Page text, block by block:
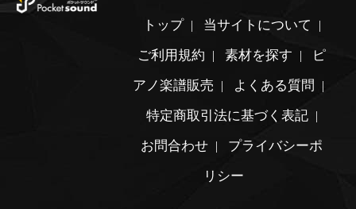
トップ
当サイトについて
ご利用規約
素材を探す
ピ
アノ楽譜販売
よくある質問
特定商取引法に基づく表記
お問合わせ
プライバシーポ
リシー